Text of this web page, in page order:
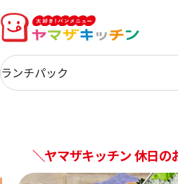
＼ヤマザキッチン 休日